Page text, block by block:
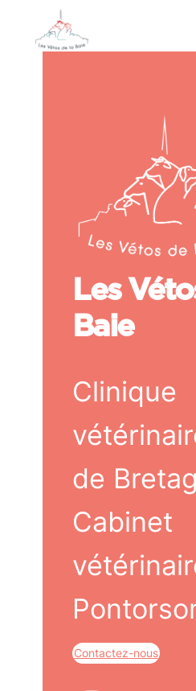
Les
Baie
Clinique
de
Cabinet
Contactez-nous